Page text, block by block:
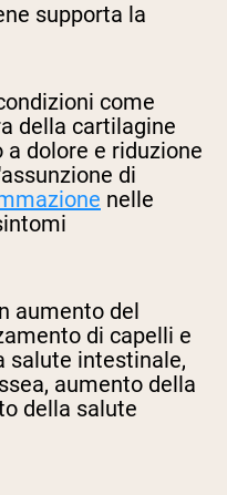
supporta la
come
della cartilagine
dolore e riduzione
di
nelle
aumento del
di capelli e
salute intestinale,
aumento della
della salute